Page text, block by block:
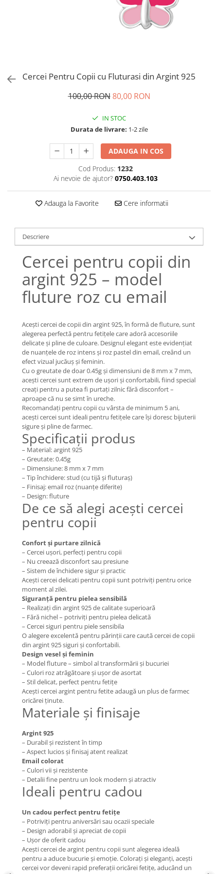
Coliere Transparente cu Initiale
Coliere Transparente cu Flori
Coliere Transparente cu Molecule
Coliere Transparente cu Pietre
Coliere Transparente Diverse
Lănțișoare cu Inimioare
Lănțișoare cu Stea
Lănțișoare cu Semilună
Lănțișoare cu Zodii
Lănțișoare cu Animale
Lănțișoare cu Molecule
Lănțișoare cu Pietre Naturale
Lănțișoare Argint Diverse
Coliere cu Perle Naturale
Coliere cu Perle Preciosa
COLIERE ȘNUR REGLABIL
Coliere cu Inimioare
Coliere cu Cruce
Coliere cu Stea
Coliere cu Soare
Coliere cu Semilună
Coliere cu Zodii
Coliere cu Flori
Coliere cu Animale
Coliere cu Molecule
Coliere Diverse
BRĂȚĂRI
BRĂȚĂRI CU ȘNUR REGLABIL
Brățări din Aur cu șnur reglabil
Brățări din Argint cu șnur reglabil
BRĂȚĂRI CU PIETRE SEMIPREȚIOASE
Brățări din Aur cu pietre
semiprețioase
Brățări din Argint cu pietre
semiprețioase
Brățări elastice cu pietre
semiprețioase
BRĂȚĂRI DE PICIOR
Brățări de picior din Aur
Brățări de picior din Argint
COLIERE
Coliere cu mărgele colorate și
Argint
Coliere cu pietre semiprețioase
Cercei Pentru Copii cu Fluturasi din Argint 925
100,00 RON 80,00 RON
IN STOC
Durata de livrare: 1-2 zile
ADAUGA IN COS
Cod Produs: 1232
Ai nevoie de ajutor? 0750.403.103
Adauga la Favorite Cere informatii
Descriere
Cercei pentru copii din
argint 925 – model
fluture roz cu email
Acești cercei de copii din argint 925, în formă de fluture, sunt
alegerea perfectă pentru fetițele care adoră accesoriile
delicate și pline de culoare. Designul elegant este evidențiat
de nuanțele de roz intens și roz pastel din email, creând un
efect vizual jucăuș și feminin.
Cu o greutate de doar 0.45g și dimensiuni de 8 mm x 7 mm,
acești cercei sunt extrem de ușori și confortabili, fiind special
creați pentru a putea fi purtați zilnic fără disconfort –
aproape că nu se simt în ureche.
Recomandați pentru copii cu vârsta de minimum 5 ani,
acești cercei sunt ideali pentru fetițele care își doresc bijuterii
sigure și pline de farmec.
Specificații produs
– Material: argint 925
– Greutate: 0.45g
– Dimensiune: 8 mm x 7 mm
– Tip închidere: stud (cu tijă și fluturaș)
– Finisaj: email roz (nuanțe diferite)
– Design: fluture
De ce să alegi acești cercei
pentru copii
Confort și purtare zilnică
– Cercei ușori, perfecți pentru copii
– Nu creează disconfort sau presiune
– Sistem de închidere sigur și practic
Acești cercei delicati pentru copii sunt potriviți pentru orice
moment al zilei.
Siguranță pentru pielea sensibilă
– Realizați din argint 925 de calitate superioară
– Fără nichel – potriviți pentru pielea delicată
– Cercei siguri pentru piele sensibila
O alegere excelentă pentru părinții care caută cercei de copii
din argint 925 siguri și confortabili.
Design vesel și feminin
– Model fluture – simbol al transformării și bucuriei
– Culori roz atrăgătoare și ușor de asortat
– Stil delicat, perfect pentru fetițe
Acești cercei argint pentru fetite adaugă un plus de farmec
oricărei ținute.
Materiale și finisaje
Argint 925
– Durabil și rezistent în timp
– Aspect lucios și finisaj atent realizat
Email colorat
– Culori vii și rezistente
– Detalii fine pentru un look modern și atractiv
Ideali pentru cadou
Un cadou perfect pentru fetițe
– Potriviți pentru aniversări sau ocazii speciale
– Design adorabil și apreciat de copii
– Ușor de oferit cadou
Acești cercei de argint pentru copii sunt alegerea ideală
pentru a aduce bucurie și emoție. Colorați și eleganți, acești
cercei vor deveni rapid preferații oricărei fetițe, aducând un